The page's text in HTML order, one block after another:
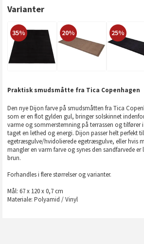
Varianter
35% 20% 25%
Praktisk smudsmåtte fra Tica Copenhagen
Den nye Dijon farve på smudsmåtten fra Tica
som er en flot gylden gul, bringer solskinnet
varme og sommerstemning på terrassen og tilfører
taget en lethed og energi. Dijon passer helt perfekt
egetræsgulve/hvidolierede egetræsgulve, eller hvis
mangler en varm farve og synes den sandfarvede er
brun.
Forhandles i flere størrelser og varianter.
Mål: 67 x 120 x 0,7 cm
Materiale: Polyamid / Vinyl